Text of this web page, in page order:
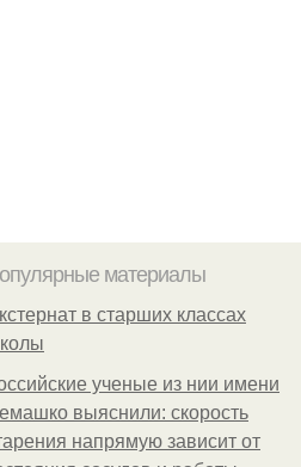
материалы
в старших классах
ученые из нии имени
выяснили: скорость
напрямую зависит от